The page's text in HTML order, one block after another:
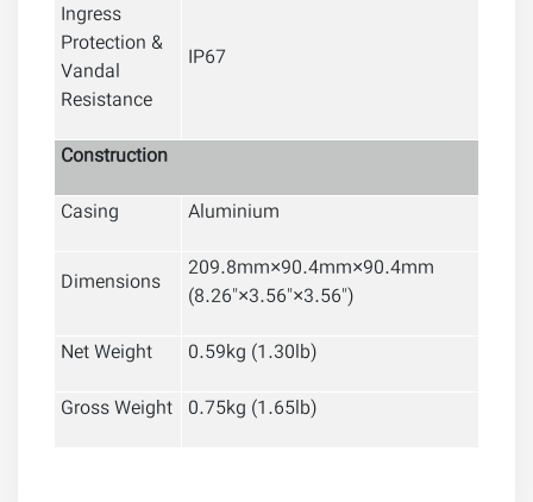
Ingress
Protection &
Vandal
Resistance
IP67
Construction
Casing
Aluminium
Dimensions
209.8mm×90.4mm×90.4mm
(8.26"×3.56"×3.56")
Net Weight
0.59kg (1.30lb)
Gross Weight 0.75kg (1.65lb)